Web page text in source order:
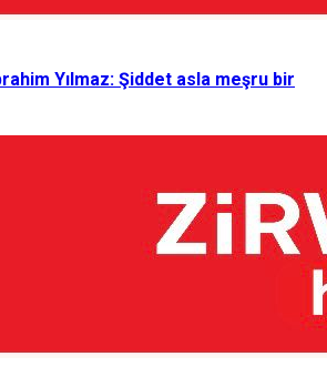
Yılmaz: Şiddet asla meşru bir